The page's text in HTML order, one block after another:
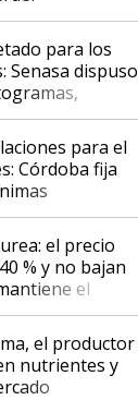
en la campaña
para los
Senasa dispuso
e
para el
Córdoba fija
el precio
% y no bajan
el
Oriente
el productor
nutrientes y